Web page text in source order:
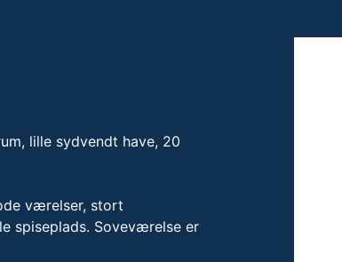
lille sydvendt have, 20
værelser, stort
spiseplads. Soveværelse er